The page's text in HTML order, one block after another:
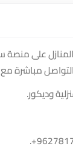
على
مباشرة
وديكور.
.